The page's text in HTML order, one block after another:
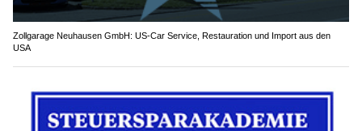
Zollgarage Neuhausen GmbH: US-Car Service, Restauration und Import aus den
USA